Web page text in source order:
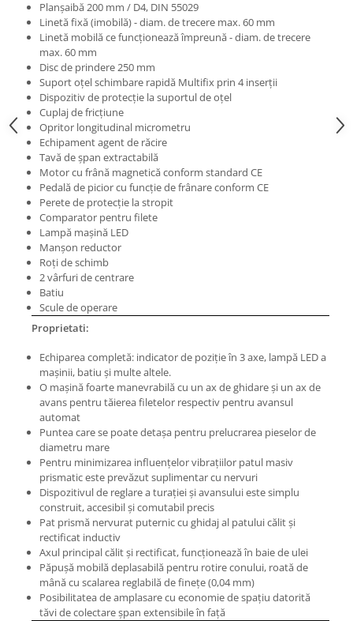
Masini electrice de filetat
Exhaustor pentru aschii metal
Masini de gaurit cu talpa
magnetica
Instalatii de spalare a pieselor
Lame de ferastrau cu varf din
carbura
Lame de ferăstrău cu acoperire
TiN
Panze de taiere cu banda verticala
Panze de taiere metal pentru
ferastraie
Roti de lustruit
Standuri pentru ferăstraie cu
bandă
Standuri pentru mașini de găurit și
frezat
Standuri pentru mașini de șlefuit
Standuri pentru strunguri metal
Unelte striere
Planşaibă 200 mm / D4, DIN 55029
Linetă fixă (imobilă) - diam. de trecere max. 60 mm
Linetă mobilă ce funcţionează împreună - diam. de trecere
max. 60 mm
Disc de prindere 250 mm
Suport oţel schimbare rapidă Multifix prin 4 inserții
Dispozitiv de protecţie la suportul de oţel
Cuplaj de fricţiune
Opritor longitudinal micrometru
Echipament agent de răcire
Tavă de şpan extractabilă
Motor cu frână magnetică conform standard CE
Pedală de picior cu funcţie de frânare conform CE
Perete de protecţie la stropit
Comparator pentru filete
Lampă maşină LED
Manşon reductor
Roţi de schimb
2 vârfuri de centrare
Batiu
Scule de operare
Proprietati:
Echiparea completă: indicator de poziţie în 3 axe, lampă LED a
maşinii, batiu şi multe altele.
O maşină foarte manevrabilă cu un ax de ghidare şi un ax de
avans pentru tăierea filetelor respectiv pentru avansul
automat
Puntea care se poate detaşa pentru prelucrarea pieselor de
diametru mare
Pentru minimizarea influenţelor vibraţiilor patul masiv
prismatic este prevăzut suplimentar cu nervuri
Dispozitivul de reglare a turaţiei şi avansului este simplu
construit, accesibil şi comutabil precis
Pat prismă nervurat puternic cu ghidaj al patului călit şi
rectificat inductiv
Axul principal călit şi rectificat, funcţionează în baie de ulei
Păpuşă mobilă deplasabilă pentru rotire conului, roată de
mână cu scalarea reglabilă de fineţe (0,04 mm)
Posibilitatea de amplasare cu economie de spaţiu datorită
tăvi de colectare şpan extensibile în faţă